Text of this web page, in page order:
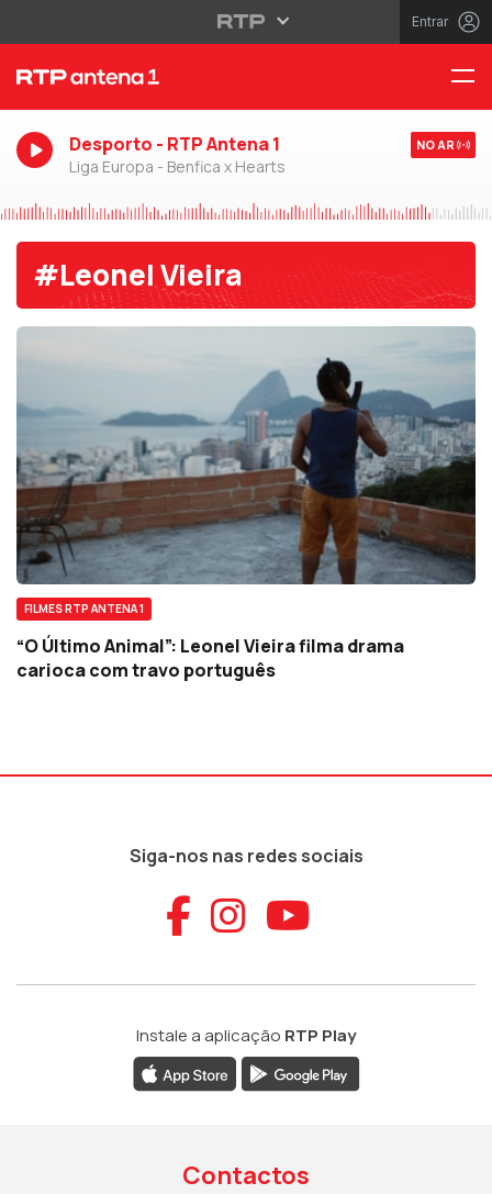
Entrar
Desporto - RTP Antena 1
Liga Europa - Benfica x Hearts
NO AR
#Leonel Vieira
FILMES RTP ANTENA 1
“O Último Animal”: Leonel Vieira filma drama
carioca com travo português
Siga-nos nas redes sociais
Aceder ao
Aceder ao
Aceder
Instale a aplicação RTP Play
Contactos